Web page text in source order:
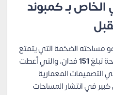
بـ كمبوند
مساحته الضخمة التي يتمتع
تبلغ151فدان، والتي أعطت
التصميمات المعمارية
في انتشار المساحات